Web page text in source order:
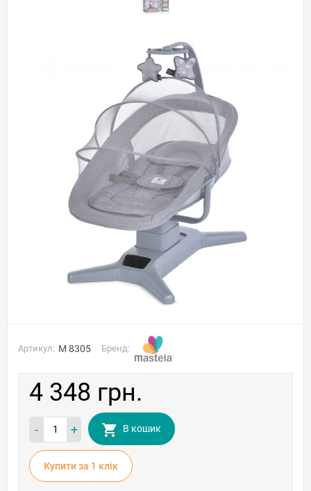
Артикул: M 8305 Бренд:
4 348 грн.
- + В кошик
Купити за 1 клiк